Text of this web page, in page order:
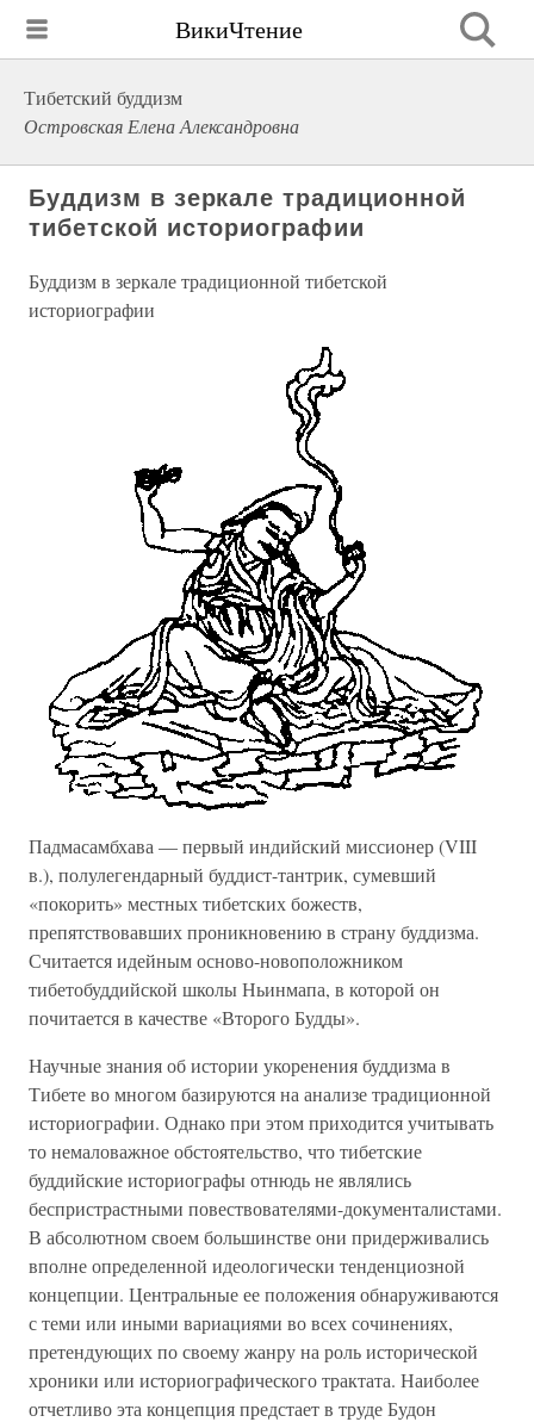
ВикиЧтение
Тибетский буддизм
Островская Елена Александровна
Буддизм в зеркале традиционной
тибетской историографии
Буддизм в зеркале традиционной тибетской
историографии
Падмасамбхава — первый индийский миссионер (VIII
в.), полулегендарный буддист-тантрик, сумевший
«покорить» местных тибетских божеств,
препятствовавших проникновению в страну буддизма.
Считается идейным осново-новоположником
тибетобуддийской школы Ньинмапа, в которой он
почитается в качестве «Второго Будды».
Научные знания об истории укоренения буддизма в
Тибете во многом базируются на анализе традиционной
историографии. Однако при этом приходится учитывать
то немаловажное обстоятельство, что тибетские
буддийские историографы отнюдь не являлись
беспристрастными повествователями-документалистами.
В абсолютном своем большинстве они придерживались
вполне определенной идеологически тенденциозной
концепции. Центральные ее положения обнаруживаются
с теми или иными вариациями во всех сочинениях,
претендующих по своему жанру на роль исторической
хроники или историографического трактата. Наиболее
отчетливо эта концепция предстает в труде Будон